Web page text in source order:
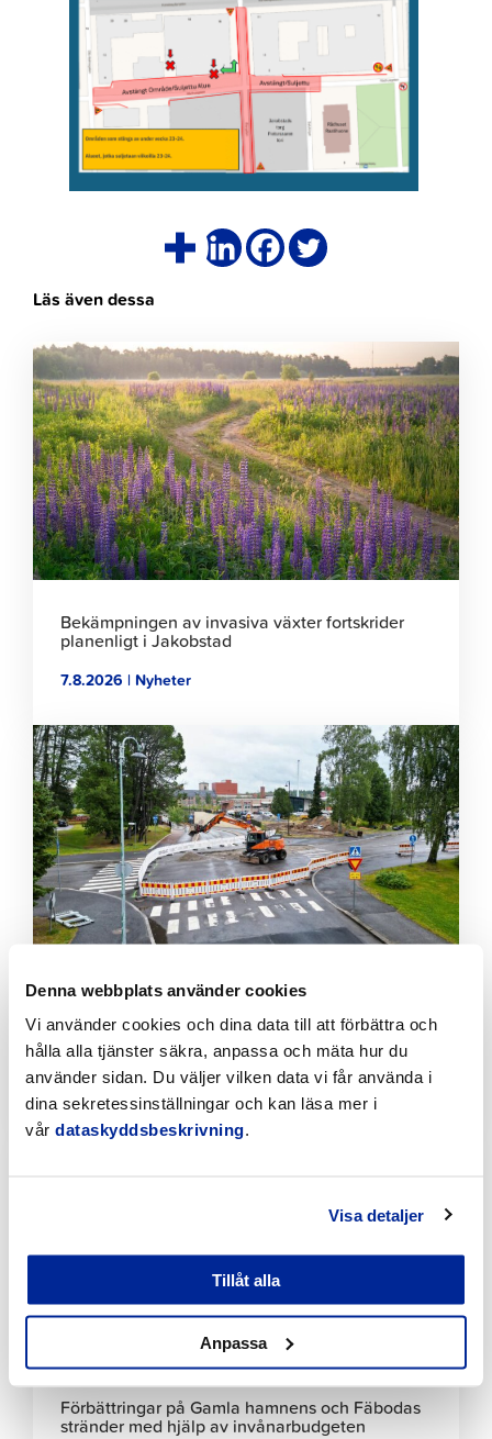
Denna webbplats använder cookies
Vi använder cookies och dina data till att förbättra och
hålla alla tjänster säkra, anpassa och mäta hur du
använder sidan. Du väljer vilken data vi får använda i
dina sekretessinställningar och kan läsa mer i
vår dataskyddsbeskrivning.
Visa detaljer
Tillåt alla
Anpassa
Läs även dessa
Klicka
för
att
läsa
artikeln
Bekämpningen av invasiva växter fortskrider
planenligt i Jakobstad
7.8.2026 | Nyheter
Klicka
för
att
läsa
artikeln
Tillfälliga trafikarrangemang vid Sikören samt i
korsningen mellan Stationsvägen och
Jakobsgatan
6.8.2026 | Nyheter
Klicka
Förbättringar på Gamla hamnens och Fäbodas
stränder med hjälp av invånarbudgeten